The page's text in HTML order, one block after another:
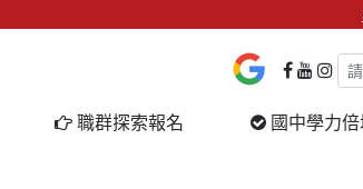
職群探索報名 國中學力